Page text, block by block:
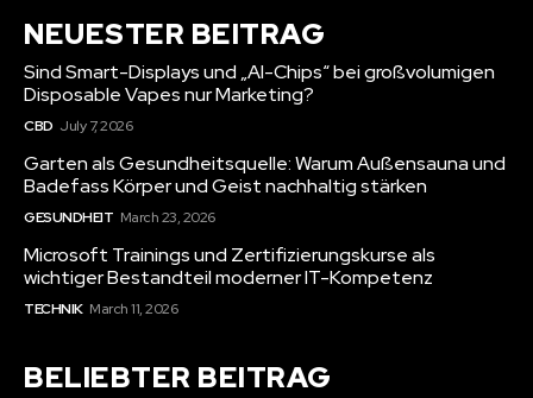
NEUESTER BEITRAG
Sind Smart-Displays und „AI-Chips“ bei großvolumigen
Disposable Vapes nur Marketing?
CBD July 7, 2026
Garten als Gesundheitsquelle: Warum Außensauna und
Badefass Körper und Geist nachhaltig stärken
GESUNDHEIT March 23, 2026
Microsoft Trainings und Zertifizierungskurse als
wichtiger Bestandteil moderner IT-Kompetenz
TECHNIK March 11, 2026
BELIEBTER BEITRAG